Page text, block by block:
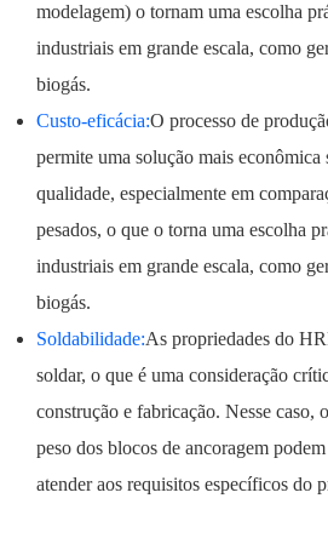
modelagem) o tornam uma escolha
industriais em grande escala, como
biogás.
Custo-eficácia:O processo de
permite uma solução mais econômica
qualidade, especialmente em
pesados, o que o torna uma escolha
industriais em grande escala, como
biogás.
Soldabilidade:As propriedades do
soldar, o que é uma consideração
construção e fabricação. Nesse caso,
peso dos blocos de ancoragem
atender aos requisitos específicos do